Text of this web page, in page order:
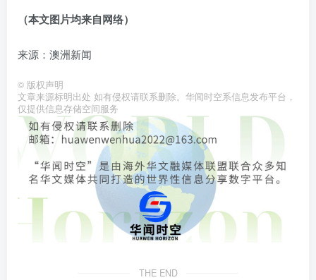
（本文图片均来自网络）
来源：澳洲新闻
© 版权声明
文章来源标明出处 如有侵权请联系删除。华闻时空系信息发布平台，
仅提供信息存储空间服务
THE END